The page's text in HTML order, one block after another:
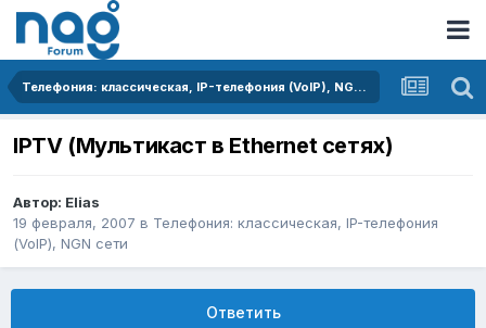
Телефония: классическая, IP-телефония (VoIP), NGN сети
IPTV (Мультикаст в Ethernet сетях)
Автор: Elias
19 февраля, 2007 в Телефония: классическая, IP-телефония
(VoIP), NGN сети
Ответить